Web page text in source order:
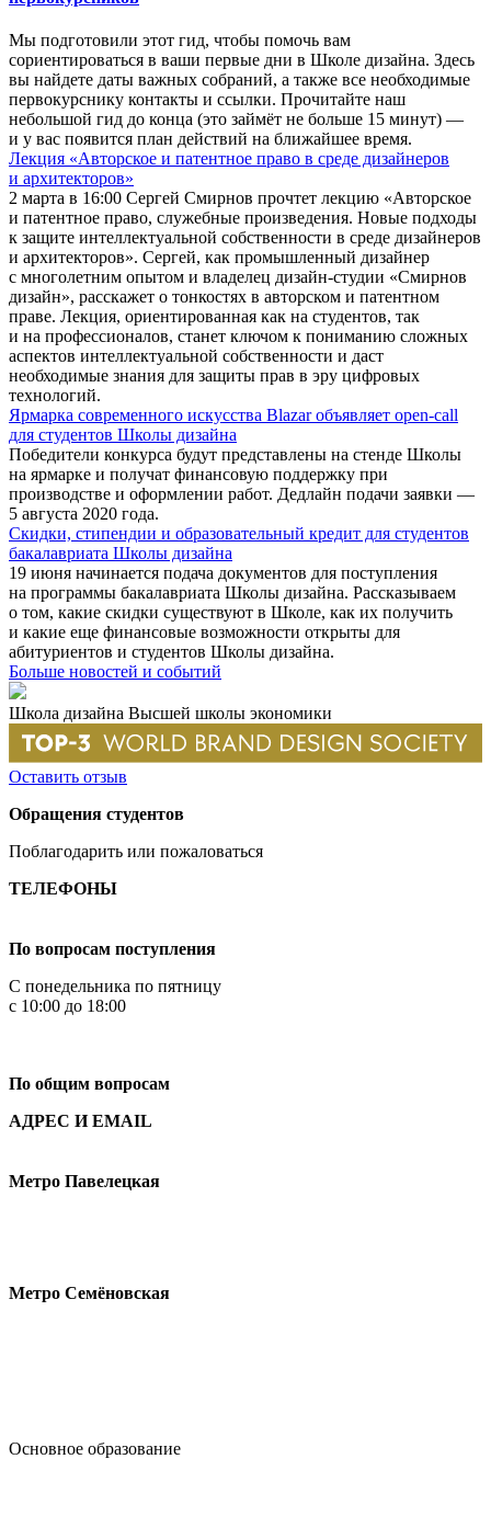
Мы подготовили этот гид, чтобы помочь вам
сориентироваться в ваши первые дни в Школе дизайна. Здесь
вы найдете даты важных собраний, а также все необходимые
первокурснику контакты и ссылки. Прочитайте наш
небольшой гид до конца (это займёт не больше 15 минут) —
и у вас появится план действий на ближайшее время.
Лекция «Авторское и патентное право в среде дизайнеров
и архитекторов»
2 марта в 16:00 Сергей Смирнов прочтет лекцию «Авторское
и патентное право, служебные произведения. Новые подходы
к защите интеллектуальной собственности в среде дизайнеров
и архитекторов». Сергей, как промышленный дизайнер
с многолетним опытом и владелец дизайн-студии «Смирнов
дизайн», расскажет о тонкостях в авторском и патентном
праве. Лекция, ориентированная как на студентов, так
и на профессионалов, станет ключом к пониманию сложных
аспектов интеллектуальной собственности и даст
необходимые знания для защиты прав в эру цифровых
технологий.
Ярмарка современного искусства Blazar объявляет open-call
для студентов Школы дизайна
Победители конкурса будут представлены на стенде Школы
на ярмарке и получат финансовую поддержку при
производстве и оформлении работ. Дедлайн подачи заявки —
5 августа 2020 года.
Скидки, стипендии и образовательный кредит для студентов
бакалавриата Школы дизайна
19 июня начинается подача документов для поступления
на программы бакалавриата Школы дизайна. Рассказываем
о том, какие скидки существуют в Школе, как их получить
и какие еще финансовые возможности открыты для
абитуриентов и студентов Школы дизайна.
Больше новостей и событий
Школа дизайна Высшей школы экономики
Оставить отзыв
Обращения студентов
Поблагодарить или пожаловаться
ТЕЛЕФОНЫ
По вопросам поступления
С понедельника по пятницу
с 10:00 до 18:00
По общим вопросам
АДРЕС И EMAIL
Метро Павелецкая
Метро Семёновская
Основное образование